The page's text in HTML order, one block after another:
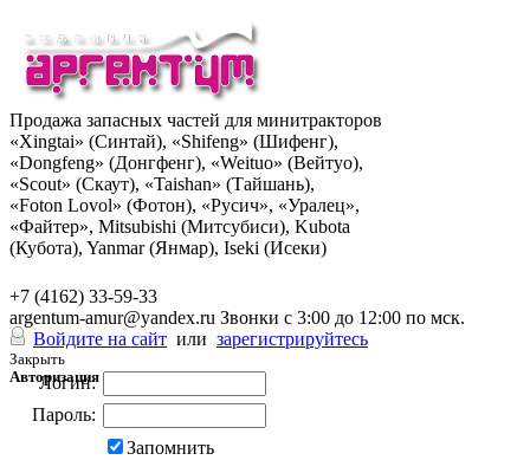
Продажа запасных частей для минитракторов
«Xingtai» (Синтай), «Shifeng» (Шифенг),
«Dongfeng» (Донгфенг), «Weituo» (Вейтуо),
«Scout» (Скаут), «Taishan» (Тайшань),
«Foton Lovol» (Фотон), «Русич», «Уралец»,
«Файтер», Mitsubishi (Митсубиси), Kubota
(Кубота), Yanmar (Янмар), Iseki (Исеки)
+7 (4162) 33-59-33
argentum-amur@yandex.ru Звонки с 3:00 до 12:00 по мск.
Войдите на сайт или зарегистрируйтесь
Закрыть
Авторизация
Логин:
Пароль:
Запомнить